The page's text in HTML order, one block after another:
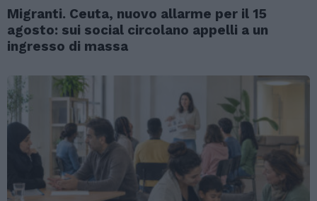
Migranti. Ceuta, nuovo allarme per il 15
agosto: sui social circolano appelli a un
ingresso di massa